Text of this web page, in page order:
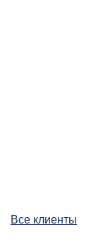
Все клиенты